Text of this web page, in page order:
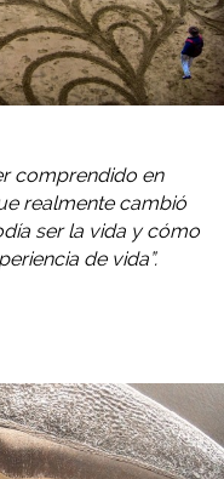
comprendido en
realmente cambió
ser la vida y cómo
de vida”.